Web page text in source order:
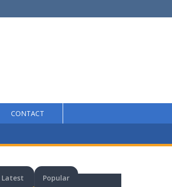
CONTACT
Latest Popular